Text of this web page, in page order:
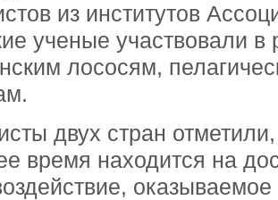
из институтов
ученые участвовали в
лососям,
двух стран
время находится на